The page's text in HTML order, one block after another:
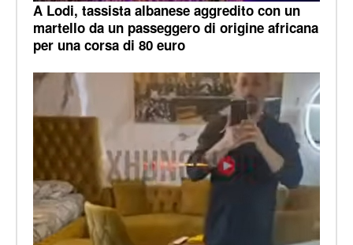
A Lodi, tassista albanese aggredito con un
martello da un passeggero di origine africana
per una corsa di 80 euro